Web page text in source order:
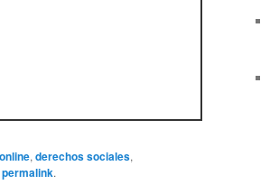
, derechos sociales,
permalink.